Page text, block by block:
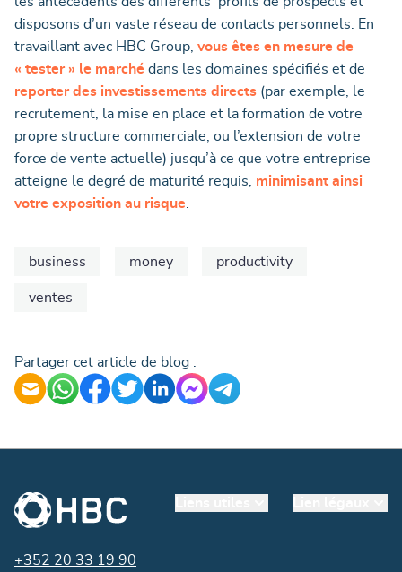
disposons d’un vaste réseau de contacts personnels. En
travaillant avec HBC Group, vous êtes en mesure de
« tester » le marché dans les domaines spécifiés et de
reporter des investissements directs (par exemple, le
recrutement, la mise en place et la formation de votre
propre structure commerciale, ou l’extension de votre
force de vente actuelle) jusqu’à ce que votre entreprise
atteigne le degré de maturité requis, minimisant ainsi
votre exposition au risque
business money productivity
ventes
Partager cet article de blog :
+352 20 33 19 90